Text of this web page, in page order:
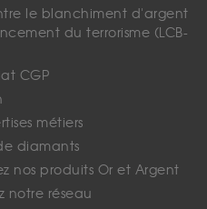
le blanchiment d'argent
du terrorisme (LCB-
CGP
métiers
diamants
nos produits Or et Argent
notre réseau